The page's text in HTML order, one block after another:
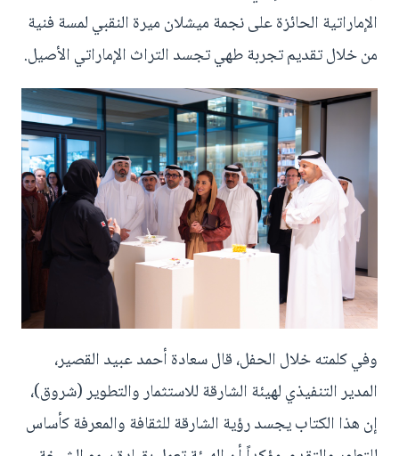
الإماراتية الحائزة على نجمة ميشلان ميرة النقبي لمسة فنية
من خلال تقديم تجربة طهي تجسد التراث الإماراتي الأصيل.
وفي كلمته خلال الحفل، قال سعادة أحمد عبيد القصير،
المدير التنفيذي لهيئة الشارقة للاستثمار والتطوير (شروق)،
إن هذا الكتاب يجسد رؤية الشارقة للثقافة والمعرفة كأساس